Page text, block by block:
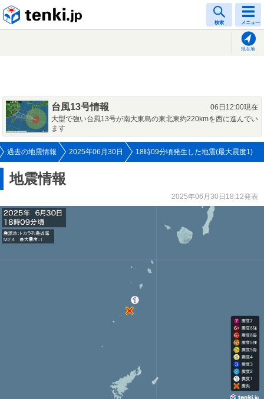
検索 メニュー
現在地
台風13号情報
06日12:00現在
大型で強い台風13号が南大東島の東北東約220kmを西に進んでい
ます
過去の地震情報 2025年06月30日 18時09分頃発生した地震(最大震度1)
地震情報
2025年06月30日18:12発表